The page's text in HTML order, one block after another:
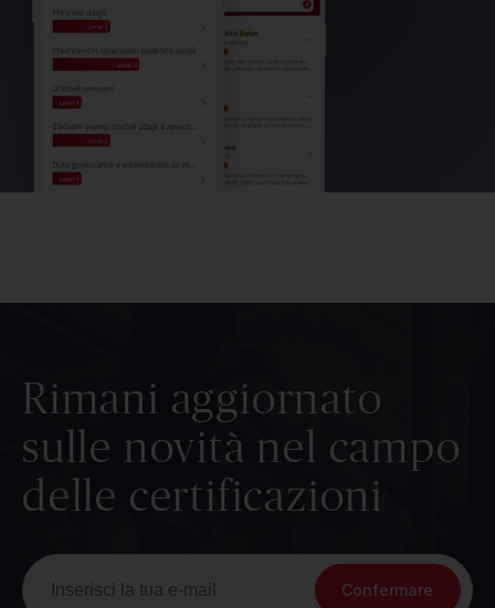
Rimani aggiornato
sulle novità nel campo
delle certificazioni
Confermare